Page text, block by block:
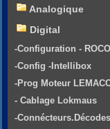
Analogique
Digital
-Configuration - ROCO
-Config -Intellibox
-Prog Moteur
- Cablage Lokmaus
-Connécteurs.Décodes